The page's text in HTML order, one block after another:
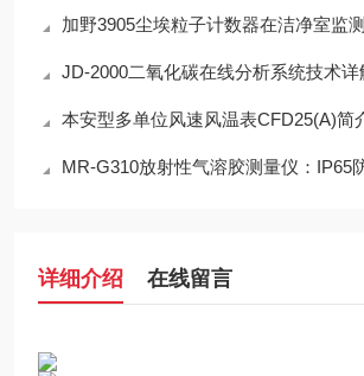
加野3905尘埃粒子计数器在洁净室监测
JD-2000二氧化碳在线分析系统技术详
本安型多单位风速风温表CFD25(A)简
MR-G310放射性气溶胶测量仪：IP65防护与-
详细介绍 在线留言